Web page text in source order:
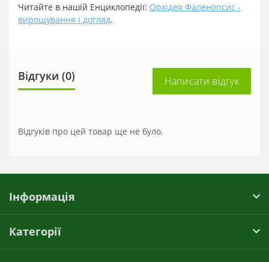
Читайте в нашій Енциклопедії: Орхідея Фаленопсис -
вирощування і догляд.
Відгуки (0) Написати відгук
Відгуків про цей товар ще не було.
Інформація
Категорії